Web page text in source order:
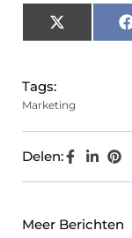
X
(Twitter)
Tags:
Marketing
Delen:
Meer Berichten